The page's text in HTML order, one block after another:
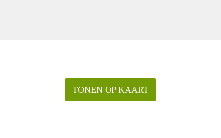
TONEN OP KAART